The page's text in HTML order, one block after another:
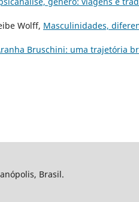
Wolff, Masculinidades,
Bruschini: uma trajetória
Brasil.